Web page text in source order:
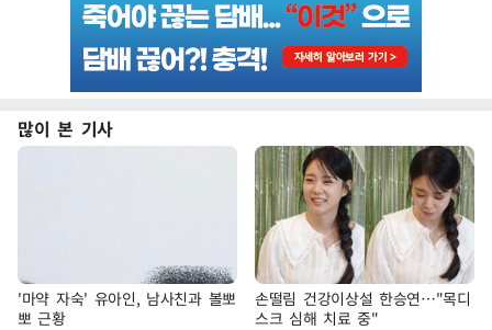
많이 본 기사
'마약 자숙' 유아인, 남사친과 볼뽀
뽀 근황
손떨림 건강이상설 한승연…"목디
스크 심해 치료 중"